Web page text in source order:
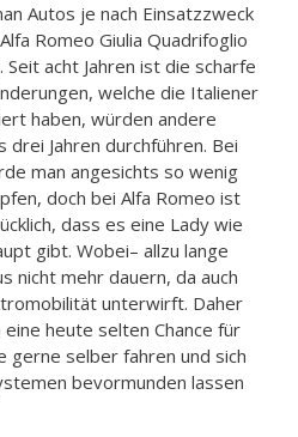
Autos je nach Einsatzzweck
Romeo Giulia Quadrifoglio
acht Jahren ist die scharfe
welche die Italiener
haben, würden andere
Jahren durchführen. Bei
man angesichts so wenig
doch bei Alfa Romeo ist
dass es eine Lady wie
gibt. Wobei– allzu lange
nicht mehr dauern, da auch
unterwirft. Daher
heute selten Chance für
gerne selber fahren und sich
bevormunden lassen